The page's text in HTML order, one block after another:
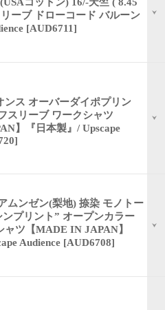
ーブ ドローコード バルーン
[AUD6711]
ンス オーバーダイポプリン
スリーブ ワークシャツ
】『日本製』/ Upscape
ムンゼン(梨地) 捺染 モノトー
ンプリント” オープンカラー
ャツ【MADE IN JAPAN】
Audience [AUD6708]